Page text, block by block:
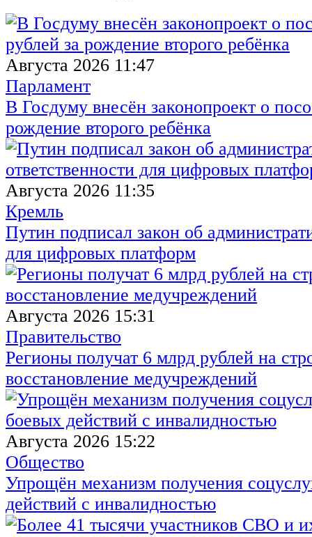
Августа 2026 11:47
Парламент
В Госдуму внесён законопроект о
рождение второго ребёнка
Августа 2026 11:35
Кремль
Путин подписал закон об
для цифровых платформ
Августа 2026 15:31
Правительство
Регионы получат 6 млрд рублей на
восстановление медучреждений
Августа 2026 15:22
Общество
Упрощён механизм получения
действий с инвалидностью